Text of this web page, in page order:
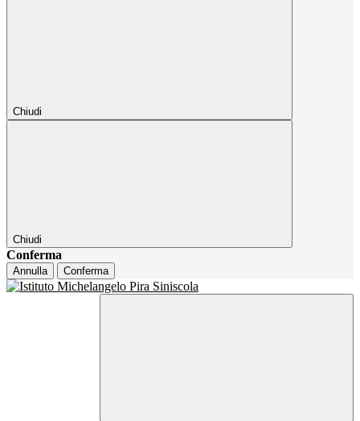
Chiudi
Chiudi
Conferma
Annulla Conferma